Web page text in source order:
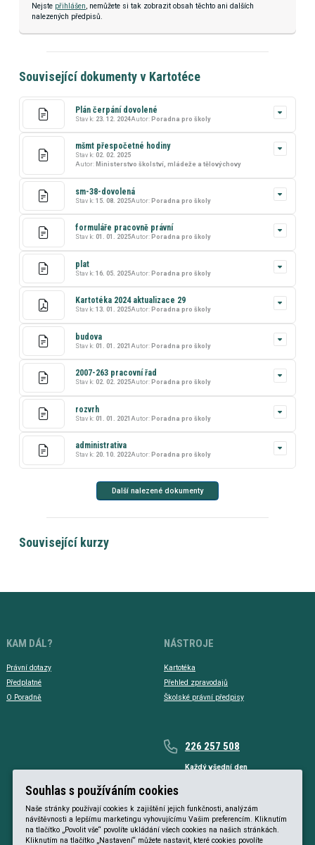
Nejste přihlášen, nemůžete si tak zobrazit obsah těchto ani dalších
nalezených předpisů.
Související dokumenty v Kartotéce
Plán čerpání dovolené
Stav k: 23. 12. 2024Autor: Poradna pro školy
mšmt přespočetné hodiny
Stav k: 02. 02. 2025
Autor: Ministerstvo školství, mládeže a tělovýchovy
sm-38-dovolená
Stav k: 15. 08. 2025Autor: Poradna pro školy
formuláře pracovně právní
Stav k: 01. 01. 2025Autor: Poradna pro školy
plat
Stav k: 16. 05. 2025Autor: Poradna pro školy
Kartotéka 2024 aktualizace 29
Stav k: 13. 01. 2025Autor: Poradna pro školy
budova
Stav k: 01. 01. 2021 Autor: Poradna pro školy
2007-263 pracovní řad
Stav k: 02. 02. 2025Autor: Poradna pro školy
rozvrh
Stav k: 01. 01. 2021 Autor: Poradna pro školy
administrativa
Stav k: 20. 10. 2022Autor: Poradna pro školy
Další nalezené dokumenty
Související kurzy
KAM DÁL?
Právní dotazy
Předplatné
O Poradně
NÁSTROJE
Kartotéka
Přehled zpravodajů
Školské právní předpisy
226 257 508
Každý všední den
Souhlas s používáním cookies
Naše stránky používají cookies k zajištění jejich funkčnosti, analýzám
návštěvnosti a lepšímu marketingu vyhovujícímu Vašim preferencím. Kliknutím
na tlačítko „Povolit vše“ povolíte ukládání všech cookies na našich stránkách.
Kliknutím na tlačítko „Nastavení“ můžete nastavit, které cookies povolíte